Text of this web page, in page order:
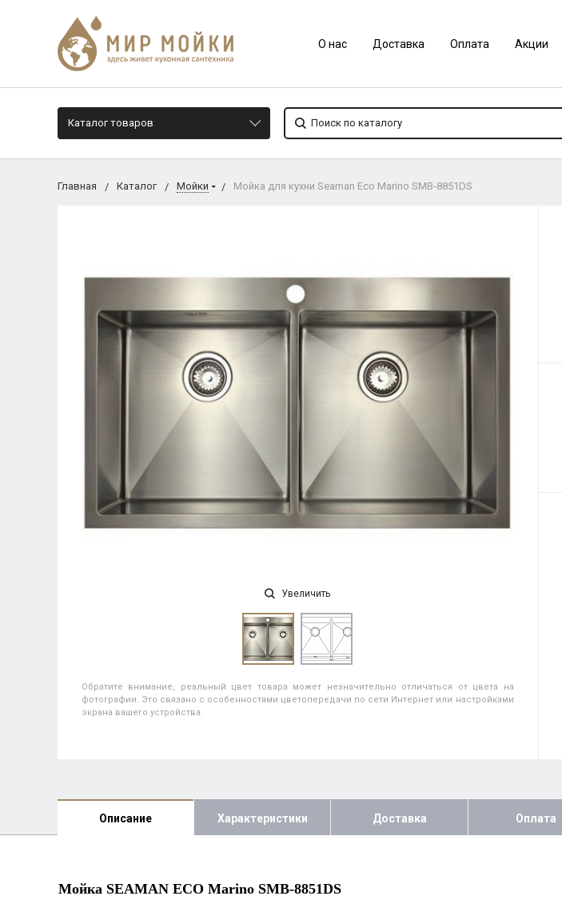
О нас Доставка Оплата Акции
Каталог товаров
Главная Каталог Мойки Мойка для кухни Seaman Eco Marino SMB-8851DS
Увеличить
Обратите внимание, реальный цвет товара может незначительно отличаться от цвета на
фотографии. Это связано с особенностями цветопередачи по сети Интернет или настройками
экрана вашего устройства.
Описание Характеристики Доставка Оплата
Мойка SEAMAN ECO Marino SMB-8851DS